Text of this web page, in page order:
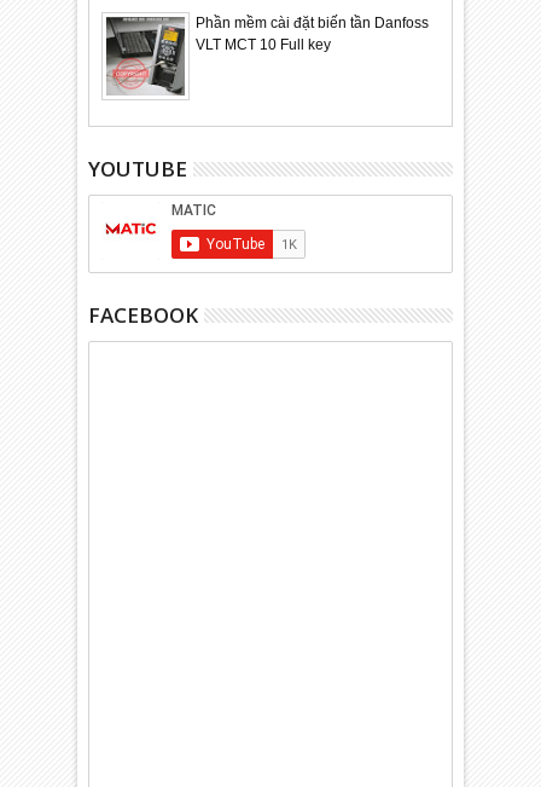
Phần mềm cài đặt biến tần Danfoss
VLT MCT 10 Full key
YOUTUBE
FACEBOOK